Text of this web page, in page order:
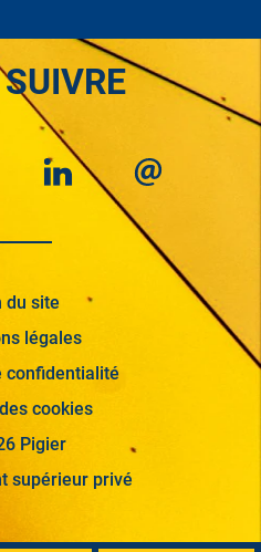
du site
légales
confidentialité
cookies
Pigier
supérieur privé